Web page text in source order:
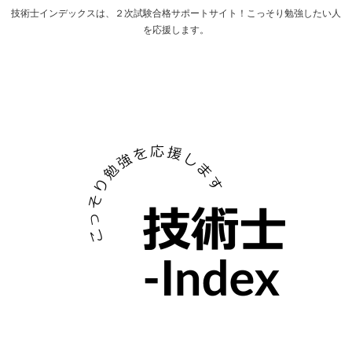
技術士インデックスは、２次試験合格サポートサイト！こっそり勉強したい人
を応援します。